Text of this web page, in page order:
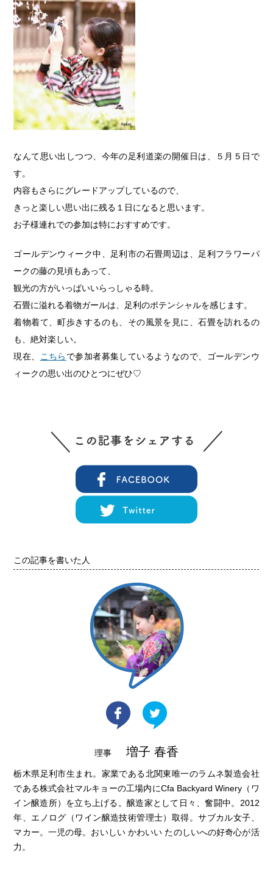
なんて思い出しつつ、今年の足利道楽の開催日は、５月５日で
す。
内容もさらにグレードアップしているので、
きっと楽しい思い出に残る１日になると思います。
お子様連れでの参加は特におすすめです。
ゴールデンウィーク中、足利市の石畳周辺は、足利フラワーパ
ークの藤の見頃もあって、
観光の方がいっぱいいらっしゃる時。
石畳に溢れる着物ガールは、足利のポテンシャルを感じます。
着物着て、町歩きするのも、その風景を見に、石畳を訪れるの
も、絶対楽しい。
現在、
こちら で参加者募集しているようなので、
ゴールデンウ
ィークの思い出のひとつにぜひ♡
この記事を書いた人
理事 増子 春香
栃木県足利市生まれ。家業である北関東唯一のラムネ製造会社
である株式会社マルキョーの工場内にCfa Backyard Winery（ワ
イン醸造所）を立ち上げる。醸造家として日々、奮闘中。2012
年、エノログ（ワイン醸造技術管理士）取得。サブカル女子、
マカー。一児の母。おいしい かわいい たのしいへの好奇心が活
力。